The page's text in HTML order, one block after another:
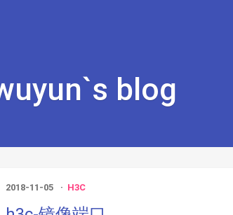
blog
2018-11-05 H3C